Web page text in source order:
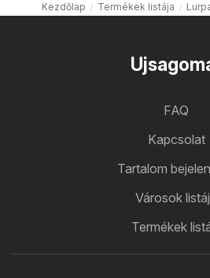
Kezdőlap Termékek listája
FAQ
Kapcsolat
Tartalom
Városok
Termékek